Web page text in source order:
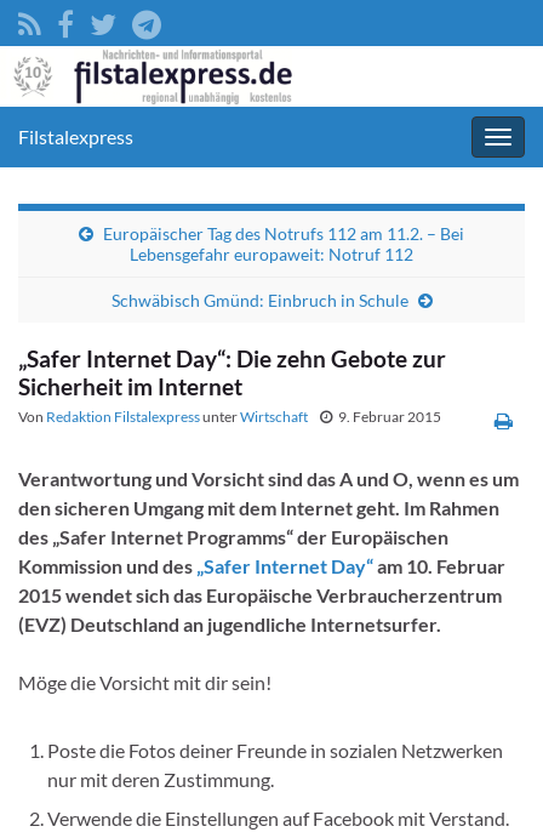
Filstalexpress
Europäischer Tag des Notrufs 112 am 11.2. – Bei
Lebensgefahr europaweit: Notruf 112
Schwäbisch Gmünd: Einbruch in Schule
„Safer Internet Day“: Die zehn Gebote zur
Sicherheit im Internet
Von Redaktion FilstalexpressunterWirtschaft 9. Februar 2015
Verantwortung und Vorsicht sind das A und O, wenn es um
den sicheren Umgang mit dem Internet geht. Im Rahmen
des „Safer Internet Programms“ der Europäischen
Kommission und des „Safer Internet Day“am 10. Februar
2015 wendet sich das Europäische Verbraucherzentrum
(EVZ) Deutschland an jugendliche Internetsurfer.
Möge die Vorsicht mit dir sein!
Poste die Fotos deiner Freunde in sozialen Netzwerken
nur mit deren Zustimmung.
Verwende die Einstellungen auf Facebook mit Verstand.